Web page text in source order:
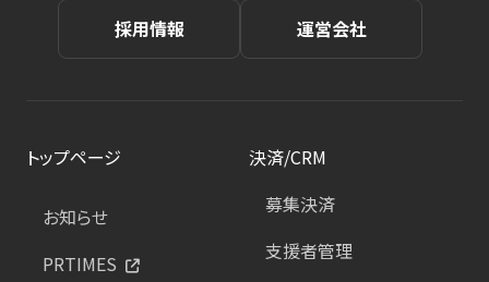
採用情報 運営会社
トップページ
お知らせ
PRTIMES
決済/CRM
募集決済
支援者管理